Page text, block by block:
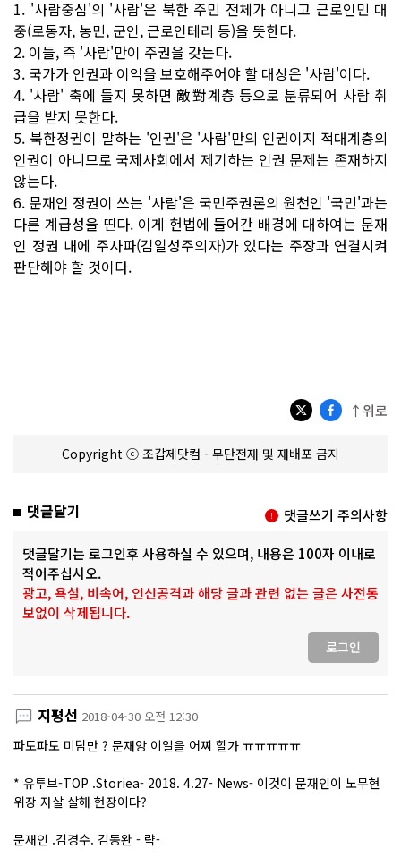
1. '사람중심'의 '사람'은 북한 주민 전체가 아니고 근로인민 대
중(로동자, 농민, 군인, 근로인테리 등)을 뜻한다.
2. 이들, 즉 '사람'만이 주권을 갖는다.
3. 국가가 인권과 이익을 보호해주어야 할 대상은 '사람'이다.
4. '사람' 축에 들지 못하면 敵對계층 등으로 분류되어 사람 취
급을 받지 못한다.
5. 북한정권이 말하는 '인권'은 '사람'만의 인권이지 적대계층의
인권이 아니므로 국제사회에서 제기하는 인권 문제는 존재하지
않는다.
6. 문재인 정권이 쓰는 '사람'은 국민주권론의 원천인 '국민'과는
다른 계급성을 띤다. 이게 헌법에 들어간 배경에 대하여는 문재
인 정권 내에 주사파(김일성주의자)가 있다는 주장과 연결시켜
판단해야 할 것이다.
↑위로
Copyright ⓒ 조갑제닷컴 - 무단전재 및 재배포 금지
댓글달기 댓글쓰기 주의사항
댓글달기는 로그인후 사용하실 수 있으며, 내용은 100자 이내로
적어주십시오.
광고, 욕설, 비속어, 인신공격과 해당 글과 관련 없는 글은 사전통
보없이 삭제됩니다.
로그인
지평선 2018-04-30 오전 12:30
파도파도 미담만 ? 문재앙 이일을 어찌 할가 ㅠㅠㅠㅠㅠ
* 유투브-TOP .Storiea- 2018. 4.27- News- 이것이 문재인이 노무현
위장 자살 살해 현장이다?
문재인 .김경수. 김동완 - 략-